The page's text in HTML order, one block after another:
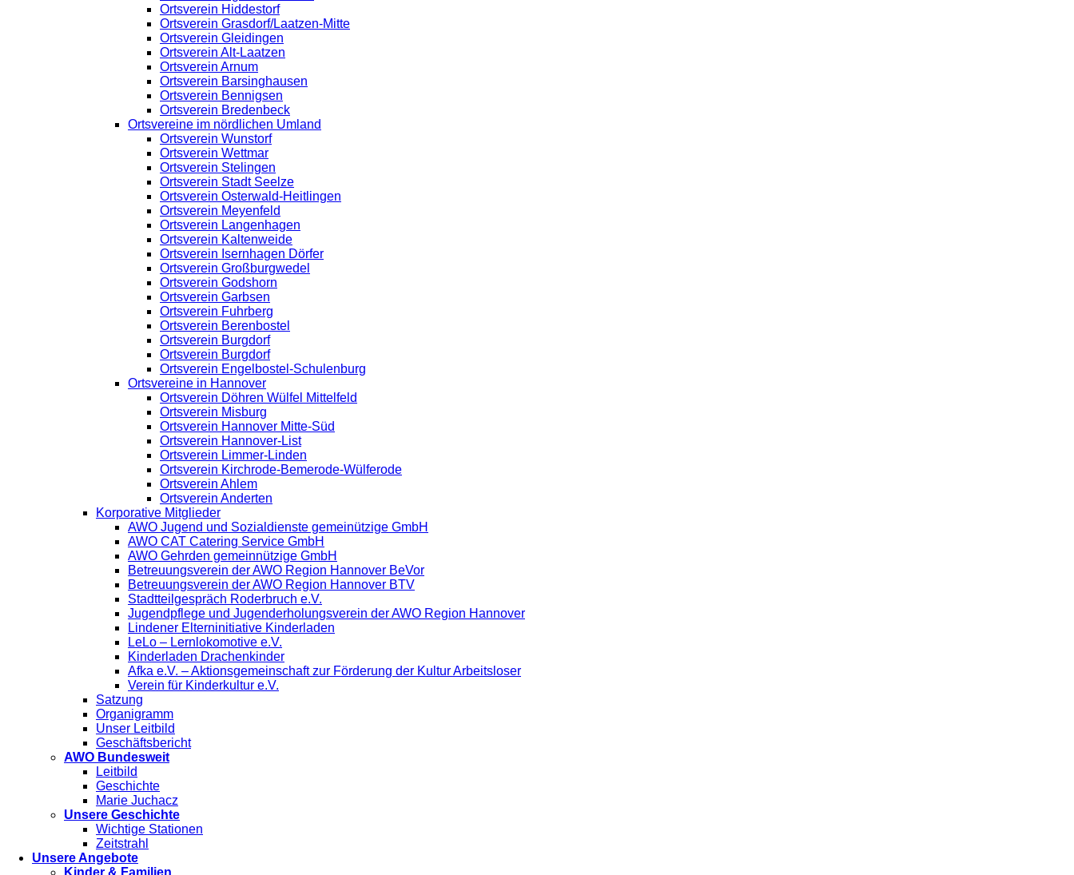
Ortsverein Hiddestorf
Ortsverein Grasdorf/Laatzen-Mitte
Ortsverein Gleidingen
Ortsverein Alt-Laatzen
Ortsverein Arnum
Ortsverein Barsinghausen
Ortsverein Bennigsen
Ortsverein Bredenbeck
Ortsvereine im nördlichen Umland
Ortsverein Wunstorf
Ortsverein Wettmar
Ortsverein Stelingen
Ortsverein Stadt Seelze
Ortsverein Osterwald-Heitlingen
Ortsverein Meyenfeld
Ortsverein Langenhagen
Ortsverein Kaltenweide
Ortsverein Isernhagen Dörfer
Ortsverein Großburgwedel
Ortsverein Godshorn
Ortsverein Garbsen
Ortsverein Fuhrberg
Ortsverein Berenbostel
Ortsverein Burgdorf
Ortsverein Burgdorf
Ortsverein Engelbostel-Schulenburg
Ortsvereine in Hannover
Ortsverein Döhren Wülfel Mittelfeld
Ortsverein Misburg
Ortsverein Hannover Mitte-Süd
Ortsverein Hannover-List
Ortsverein Limmer-Linden
Ortsverein Kirchrode-Bemerode-Wülferode
Ortsverein Ahlem
Ortsverein Anderten
Korporative Mitglieder
AWO Jugend und Sozialdienste gemeinützige GmbH
AWO CAT Catering Service GmbH
AWO Gehrden gemeinnützige GmbH
Betreuungsverein der AWO Region Hannover BeVor
Betreuungsverein der AWO Region Hannover BTV
Stadtteilgespräch Roderbruch e.V.
Jugendpflege und Jugenderholungsverein der AWO Region Hannover
Lindener Elterninitiative Kinderladen
LeLo – Lernlokomotive e.V.
Kinderladen Drachenkinder
Afka e.V. – Aktionsgemeinschaft zur Förderung der Kultur Arbeitsloser
Verein für Kinderkultur e.V.
Satzung
Organigramm
Unser Leitbild
Geschäftsbericht
AWO Bundesweit
Leitbild
Geschichte
Marie Juchacz
Unsere Geschichte
Wichtige Stationen
Zeitstrahl
Unsere Angebote
Kinder & Familien